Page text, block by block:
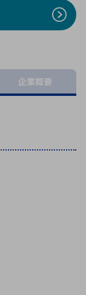
検索
企業概要